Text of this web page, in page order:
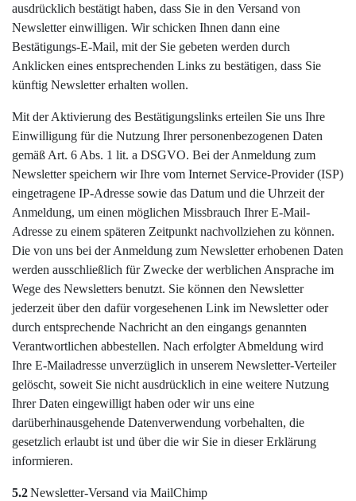
ausdrücklich bestätigt haben, dass Sie in den Versand von
Newsletter einwilligen. Wir schicken Ihnen dann eine
Bestätigungs-E-Mail, mit der Sie gebeten werden durch
Anklicken eines entsprechenden Links zu bestätigen, dass Sie
künftig Newsletter erhalten wollen.
Mit der Aktivierung des Bestätigungslinks erteilen Sie uns Ihre
Einwilligung für die Nutzung Ihrer personenbezogenen Daten
gemäß Art. 6 Abs. 1 lit. a DSGVO. Bei der Anmeldung zum
Newsletter speichern wir Ihre vom Internet Service-Provider (ISP)
eingetragene IP-Adresse sowie das Datum und die Uhrzeit der
Anmeldung, um einen möglichen Missbrauch Ihrer E-Mail-
Adresse zu einem späteren Zeitpunkt nachvollziehen zu können.
Die von uns bei der Anmeldung zum Newsletter erhobenen Daten
werden ausschließlich für Zwecke der werblichen Ansprache im
Wege des Newsletters benutzt. Sie können den Newsletter
jederzeit über den dafür vorgesehenen Link im Newsletter oder
durch entsprechende Nachricht an den eingangs genannten
Verantwortlichen abbestellen. Nach erfolgter Abmeldung wird
Ihre E-Mailadresse unverzüglich in unserem Newsletter-Verteiler
gelöscht, soweit Sie nicht ausdrücklich in eine weitere Nutzung
Ihrer Daten eingewilligt haben oder wir uns eine
darüberhinausgehende Datenverwendung vorbehalten, die
gesetzlich erlaubt ist und über die wir Sie in dieser Erklärung
informieren.
5.2Newsletter-Versand via MailChimp